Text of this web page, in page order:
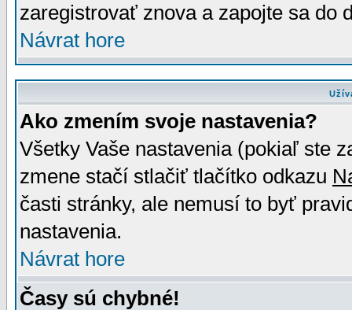
zaregistrovať znova a zapojte sa do
Návrat hore
Ako zmením svoje nastavenia?
Všetky Vaše nastavenia (pokiaľ ste
zmene stačí stlačiť tlačítko odkazu
časti stránky, ale nemusí to byť
nastavenia.
Návrat hore
Časy sú chybné!